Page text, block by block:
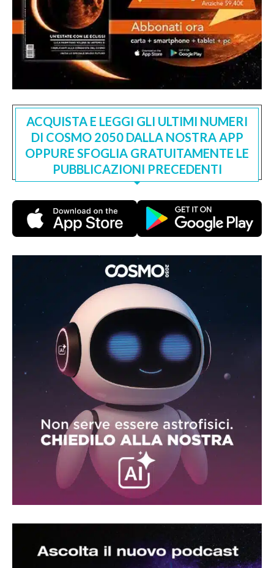
ACQUISTA E LEGGI GLI ULTIMI NUMERI
DI COSMO 2050 DALLA NOSTRA APP
OPPURE SFOGLIA GRATUITAMENTE LE
PUBBLICAZIONI PRECEDENTI